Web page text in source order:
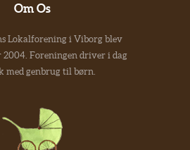
Om Os
Lokalforening i Viborg blev
Foreningen driver i dag
med genbrug til børn.